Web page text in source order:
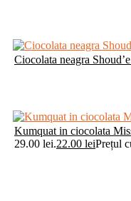
Ciocolata neagra
Kumquat in ciocolata
29.00 lei.22.00 leiPrețul